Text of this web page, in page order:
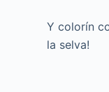
Y colorín
la selva!